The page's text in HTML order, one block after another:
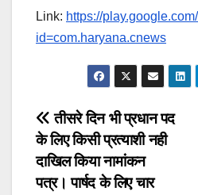
Link: https://
id=com.haryana.cnews
Post
navigation
तीसरे दिन भी प्रधान पद
के लिए किसी प्रत्याशी नही
दाखिल किया नामांकन
पत्र। पार्षद के लिए चार